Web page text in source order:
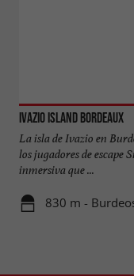
Ivazio Island Bordeaux
La isla de Ivazio en
los jugadores de escape
inmersiva que ...
830 m -